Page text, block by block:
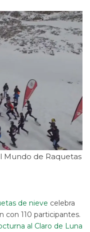
Mundo de Raquetas
de nieve celebra
con 110 participantes.
al Claro de Luna